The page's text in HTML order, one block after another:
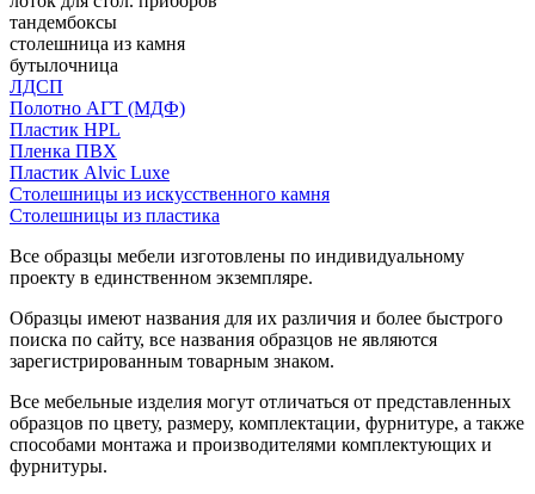
тандембоксы
столешница из камня
бутылочница
ЛДСП
Полотно АГТ (МДФ)
Пластик HPL
Пленка ПВХ
Пластик Alvic Luxe
Столешницы из искусственного камня
Столешницы из пластика
Все образцы мебели изготовлены по индивидуальному
проекту в единственном экземпляре.
Образцы имеют названия для их различия и более быстрого
поиска по сайту, все названия образцов не являются
зарегистрированным товарным знаком.
Все мебельные изделия могут отличаться от представленных
образцов по цвету, размеру, комплектации, фурнитуре, а также
способами монтажа и производителями комплектующих и
фурнитуры.